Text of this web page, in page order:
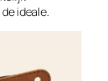
ideale.